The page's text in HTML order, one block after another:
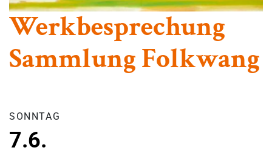
Werkbesprechung
Sammlung Folkwang
SONNTAG
7.6.